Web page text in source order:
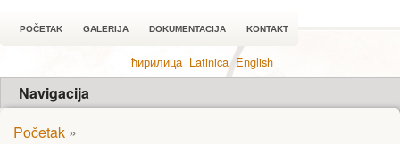
POČETAK GALERIJA DOKUMENTACIJA KONTAKT
ћирилица Latinica English
Navigacija
Početak »